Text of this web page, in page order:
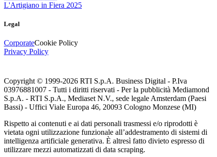
L'Artigiano in Fiera 2025
Legal
CorporateCookie Policy
Privacy Policy
Copyright © 1999-2026 RTI S.p.A. Business Digital - P.Iva
03976881007 - Tutti i diritti riservati - Per la pubblicità Mediamond
S.p.A. - RTI S.p.A., Mediaset N.V., sede legale Amsterdam (Paesi
Bassi) - Uffici Viale Europa 46, 20093 Cologno Monzese (MI)
Rispetto ai contenuti e ai dati personali trasmessi e/o riprodotti è
vietata ogni utilizzazione funzionale all’addestramento di sistemi di
intelligenza artificiale generativa. È altresì fatto divieto espresso di
utilizzare mezzi automatizzati di data scraping.